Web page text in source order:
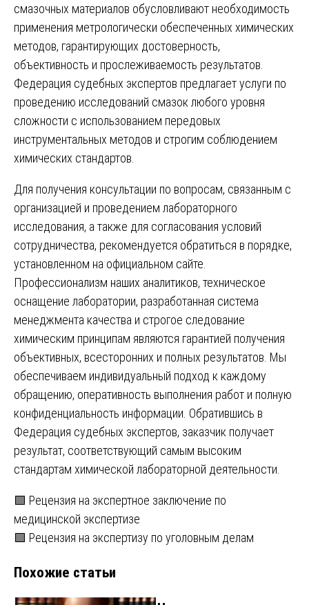
смазочных материалов обусловливают необходимость
применения метрологически обеспеченных химических
методов, гарантирующих достоверность,
объективность и прослеживаемость результатов.
Федерация судебных экспертов предлагает услуги по
проведению исследований смазок любого уровня
сложности с использованием передовых
инструментальных методов и строгим соблюдением
химических стандартов.
Для получения консультации по вопросам, связанным с
организацией и проведением лабораторного
исследования, а также для согласования условий
сотрудничества, рекомендуется обратиться в порядке,
установленном на официальном сайте.
Профессионализм наших аналитиков, техническое
оснащение лаборатории, разработанная система
менеджмента качества и строгое следование
химическим принципам являются гарантией получения
объективных, всесторонних и полных результатов. Мы
обеспечиваем индивидуальный подход к каждому
обращению, оперативность выполнения работ и полную
конфиденциальность информации. Обратившись в
Федерация судебных экспертов, заказчик получает
результат, соответствующий самым высоким
стандартам химической лабораторной деятельности.
Навигация
по
🟩 Рецензия на экспертное заключение по
медицинской экспертизе
🟩 Рецензия на экспертизу по уголовным делам
Похожие статьи